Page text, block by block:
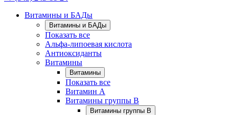
Витамины и БАДы
Витамины и БАДы
Показать все
Альфа-липоевая кислота
Антиоксиданты
Витамины
Витамины
Показать все
Витамин A
Витамины группы B
Витамины группы B